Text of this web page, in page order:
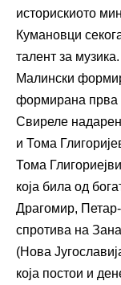
историскиото
Кумановци
талент за
Малински
формирана прва
Свиреле
и Тома
Тома
која била од
Драгомир,
спротива на
(Нова
која постои и